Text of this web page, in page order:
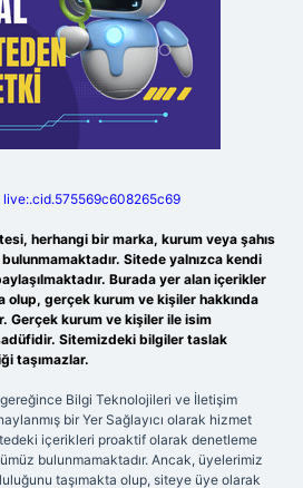
live:.cid.575569c608265c69
herhangi bir marka, kurum veya şahıs
Sitede yalnızca kendi
Burada yer alan içerikler
olup, gerçek kurum ve kişiler hakkında
Gerçek kurum ve kişiler ile isim
Sitemizdeki bilgiler taslak
taşımazlar.
gereğince Bilgi Teknolojileri ve İletişim
bir Yer Sağlayıcı olarak hizmet
içerikleri proaktif olarak denetleme
bulunmamaktadır. Ancak, üyelerimiz
taşımakta olup, siteye üye olarak